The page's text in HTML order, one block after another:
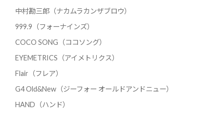
中村勘三郎（ナカムラカンザブロウ）
999.9（フォーナインズ）
COCO SONG（ココソング）
EYEMETRICS（アイメトリクス）
Flair（フレア）
G4 Old&New（ジーフォー オールドアンドニュー）
HAND（ハンド）